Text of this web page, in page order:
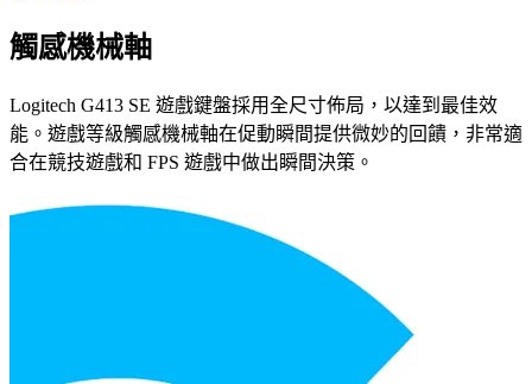
觸感機械軸
Logitech G413 SE 遊戲鍵盤採用全尺寸佈局，以達到最佳效
能。遊戲等級觸感機械軸在促動瞬間提供微妙的回饋，非常適
合在競技遊戲和 FPS 遊戲中做出瞬間決策。